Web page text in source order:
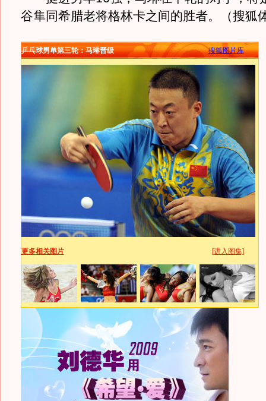
谷隼同希腊老将格林卡之间的胜者。（搜狐
乒乓球男单第三轮：马琳晋级 搜狐图片库
更多相关图片 [进入图集]